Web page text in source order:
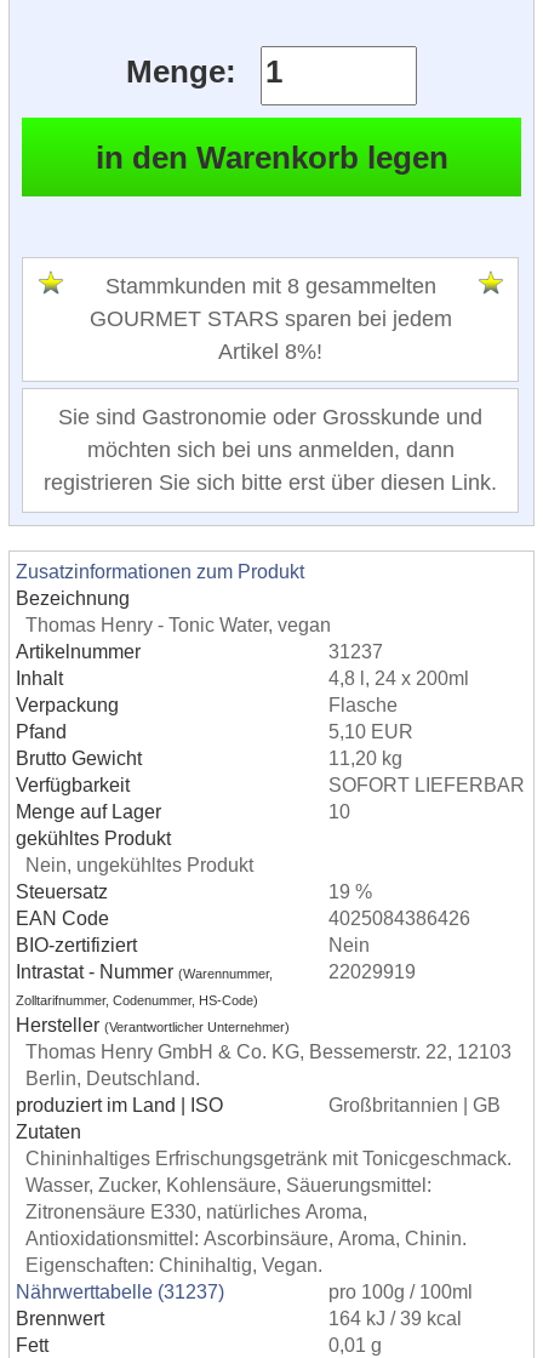
Menge:
Stammkunden mit 8 gesammelten
GOURMET STARS sparen bei jedem
Artikel 8%!
Sie sind Gastronomie oder Grosskunde und
möchten sich bei uns anmelden, dann
registrieren Sie sich bitte erst über diesen Link.
Zusatzinformationen zum Produkt
Bezeichnung
Thomas Henry - Tonic Water, vegan
Artikelnummer
31237
Inhalt
4,8 l, 24 x 200ml
Verpackung
Flasche
Pfand
5,10 EUR
Brutto Gewicht
11,20 kg
Verfügbarkeit
SOFORT LIEFERBAR
Menge auf Lager
10
gekühltes Produkt
Nein, ungekühltes Produkt
Steuersatz
19 %
EAN Code
4025084386426
BIO-zertifiziert
Nein
Intrastat - Nummer (Warennummer,
Zolltarifnummer, Codenummer, HS-Code)
22029919
Hersteller (Verantwortlicher Unternehmer)
Thomas Henry GmbH & Co. KG, Bessemerstr. 22, 12103
Berlin, Deutschland.
produziert im Land | ISO
Großbritannien | GB
Zutaten
Chininhaltiges Erfrischungsgetränk mit Tonicgeschmack.
Wasser, Zucker, Kohlensäure, Säuerungsmittel:
Zitronensäure E330, natürliches Aroma,
Antioxidationsmittel: Ascorbinsäure, Aroma, Chinin.
Eigenschaften: Chinihaltig, Vegan.
Nährwerttabelle (31237)
pro 100g / 100ml
Brennwert
164 kJ / 39 kcal
Fett
0,01 g